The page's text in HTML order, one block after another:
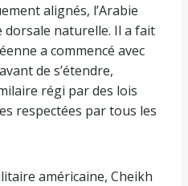
alignés, l’Arabie
dorsale naturelle. Il a fait
a commencé avec
de s’étendre,
régi par des lois
respectées par tous les
américaine, Cheikh